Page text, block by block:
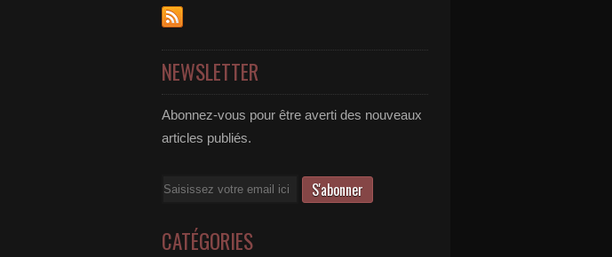
NEWSLETTER
Abonnez-vous pour être averti des nouveaux
articles publiés.
Email
CATÉGORIES